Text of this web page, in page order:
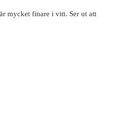
mycket finare i vitt. Ser ut att